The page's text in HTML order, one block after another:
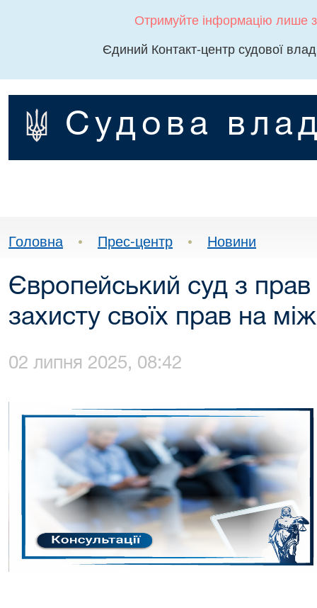
Отримуйте інформацію лише
Єдиний Контакт-центр судової
Судова
Головна • Прес-центр • Новини
Європейський суд з
захисту своїх прав на
02 липня 2025, 08:42